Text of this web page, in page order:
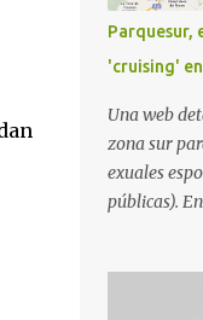
Parquesur,
'cruising'
Una web
zona sur
exuales
públicas).